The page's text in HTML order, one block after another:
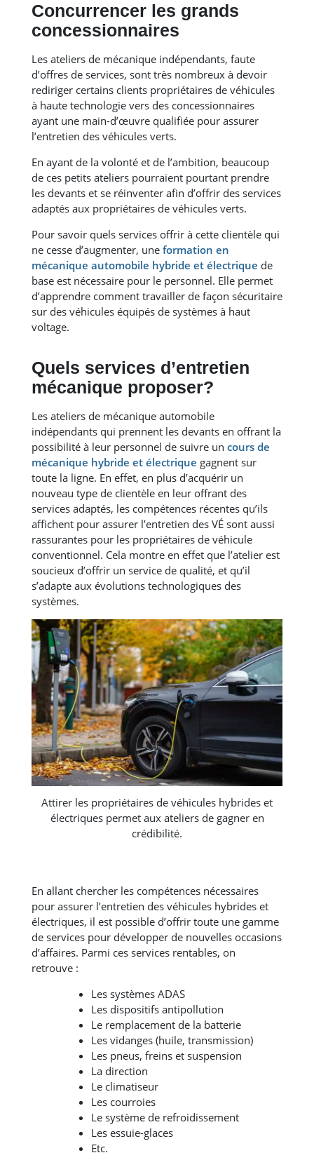
Concurrencer les grands
concessionnaires
Les ateliers de mécanique indépendants, faute
d’offres de services, sont très nombreux à devoir
rediriger certains clients propriétaires de véhicules
à haute technologie vers des concessionnaires
ayant une main-d’œuvre qualifiée pour assurer
l’entretien des véhicules verts.
En ayant de la volonté et de l’ambition, beaucoup
de ces petits ateliers pourraient pourtant prendre
les devants et se réinventer afin d’offrir des services
adaptés aux propriétaires de véhicules verts.
Pour savoir quels services offrir à cette clientèle qui
ne cesse d’augmenter, une formation en
mécanique automobile hybride et électrique de
base est nécessaire pour le personnel. Elle permet
d’apprendre comment travailler de façon sécuritaire
sur des véhicules équipés de systèmes à haut
voltage.
Quels services d’entretien
mécanique proposer?
Les ateliers de mécanique automobile
indépendants qui prennent les devants en offrant la
possibilité à leur personnel de suivre un cours de
mécanique hybride et électrique gagnent sur
toute la ligne. En effet, en plus d’acquérir un
nouveau type de clientèle en leur offrant des
services adaptés, les compétences récentes qu’ils
affichent pour assurer l’entretien des VÉ sont aussi
rassurantes pour les propriétaires de véhicule
conventionnel. Cela montre en effet que l’atelier est
soucieux d’offrir un service de qualité, et qu’il
s’adapte aux évolutions technologiques des
systèmes.
Attirer les propriétaires de véhicules hybrides et
électriques permet aux ateliers de gagner en
crédibilité.
En allant chercher les compétences nécessaires
pour assurer l’entretien des véhicules hybrides et
électriques, il est possible d’offrir toute une gamme
de services pour développer de nouvelles occasions
d’affaires. Parmi ces services rentables, on
retrouve :
Les systèmes ADAS
Les dispositifs antipollution
Le remplacement de la batterie
Les vidanges (huile, transmission)
Les pneus, freins et suspension
La direction
Le climatiseur
Les courroies
Le système de refroidissement
Les essuie-glaces
Etc.